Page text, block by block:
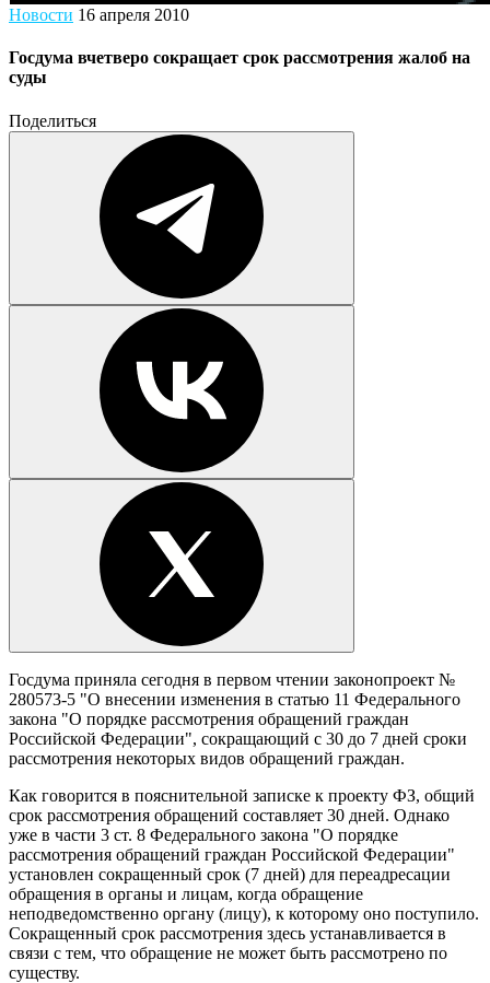
Новости 16 апреля 2010
Госдума вчетверо сокращает срок рассмотрения жалоб на
суды
Поделиться
Госдума приняла сегодня в первом чтении законопроект №
280573-5 "О внесении изменения в статью 11 Федерального
закона "О порядке рассмотрения обращений граждан
Российской Федерации", сокращающий с 30 до 7 дней сроки
рассмотрения некоторых видов обращений граждан.
Как говорится в пояснительной записке к проекту ФЗ, общий
срок рассмотрения обращений составляет 30 дней. Однако
уже в части 3 ст. 8 Федерального закона "О порядке
рассмотрения обращений граждан Российской Федерации"
установлен сокращенный срок (7 дней) для переадресации
обращения в органы и лицам, когда обращение
неподведомственно органу (лицу), к которому оно поступило.
Сокращенный срок рассмотрения здесь устанавливается в
связи с тем, что обращение не может быть рассмотрено по
существу.